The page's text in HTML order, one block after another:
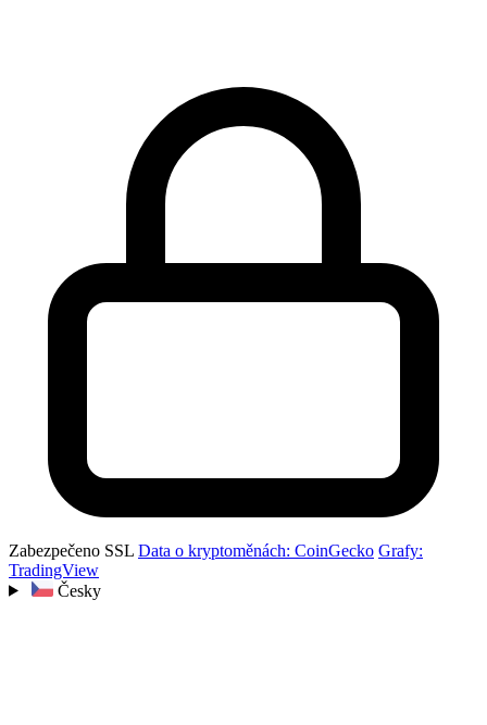
Zabezpečeno SSL Data o kryptoměnách: CoinGecko Grafy:
TradingView
Česky